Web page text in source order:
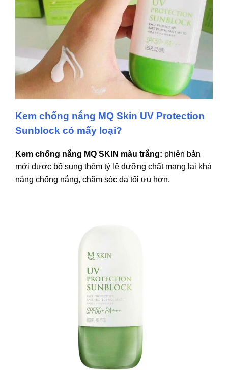
Kem chống nắng MQ Skin UV Protection
Sunblock có mấy loại?
Kem chống nắng MQ SKIN màu trắng: phiên bản
mới được bổ sung thêm tỷ lệ dưỡng chất mang lại khả
năng chống nắng, chăm sóc da tối ưu hơn.